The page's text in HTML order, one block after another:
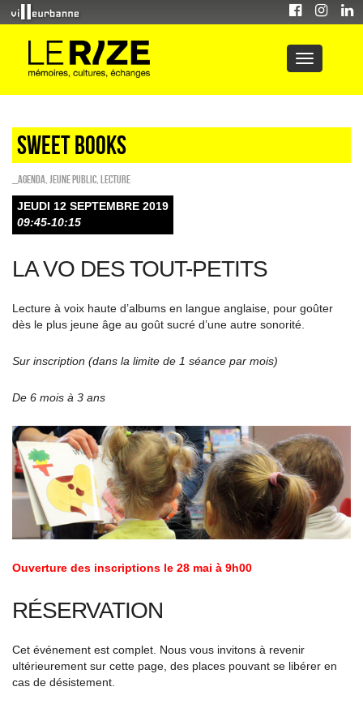
Sweet Books
_Agenda Jeune public Lecture
JEUDI 12 SEPTEMBRE 2019
09:45-10:15
LA VO DES TOUT-PETITS
Lecture à voix haute d’albums en langue anglaise, pour goûter
dès le plus jeune âge au goût sucré d’une autre sonorité.
Sur inscription (dans la limite de 1 séance par mois)
De 6 mois à 3 ans
Ouverture des inscriptions le 28 mai à 9h00
RÉSERVATION
Cet événement est complet. Nous vous invitons à revenir
ultérieurement sur cette page, des places pouvant se libérer en
cas de désistement.